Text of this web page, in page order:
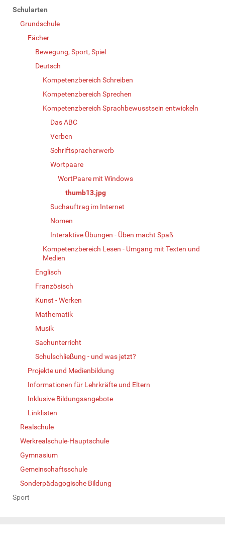
Schularten
Grundschule
Fächer
Bewegung, Sport, Spiel
Deutsch
Kompetenzbereich Schreiben
Kompetenzbereich Sprechen
Kompetenzbereich Sprachbewusstsein entwickeln
Das ABC
Verben
Schriftspracherwerb
Wortpaare
WortPaare mit Windows
thumb13.jpg
Suchauftrag im Internet
Nomen
Interaktive Übungen - Üben macht Spaß
Kompetenzbereich Lesen - Umgang mit Texten und
Medien
Englisch
Französisch
Kunst - Werken
Mathematik
Musik
Sachunterricht
Schulschließung - und was jetzt?
Projekte und Medienbildung
Informationen für Lehrkräfte und Eltern
Inklusive Bildungsangebote
Linklisten
Realschule
Werkrealschule-Hauptschule
Gymnasium
Gemeinschaftsschule
Sonderpädagogische Bildung
Sport